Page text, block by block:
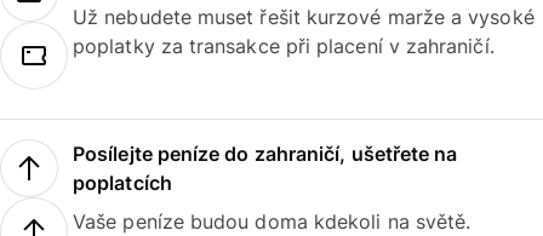
Už nebudete muset řešit kurzové marže a vysoké
poplatky za transakce při placení v zahraničí.
Posílejte peníze do zahraničí, ušetřete na
poplatcích
Vaše peníze budou doma kdekoli na světě.